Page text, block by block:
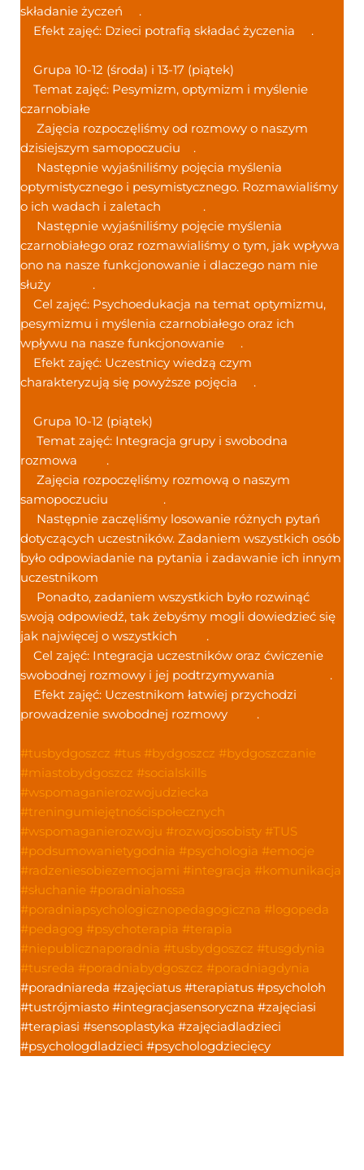
składanie życzeń
.
Efekt zajęć: Dzieci potrafią składać życzenia
.
Grupa 10-12 (środa) i 13-17 (piątek)
Temat zajęć: Pesymizm, optymizm i myślenie
czarnobiałe
Zajęcia rozpoczęliśmy od rozmowy o naszym
dzisiejszym samopoczuciu
.
Następnie wyjaśniliśmy pojęcia myślenia
optymistycznego i pesymistycznego. Rozmawialiśmy
o ich wadach i zaletach
.
Następnie wyjaśniliśmy pojęcie myślenia
czarnobiałego oraz rozmawialiśmy o tym, jak wpływa
ono na nasze funkcjonowanie i dlaczego nam nie
służy
.
Cel zajęć: Psychoedukacja na temat optymizmu,
pesymizmu i myślenia czarnobiałego oraz ich
wpływu na nasze funkcjonowanie
.
Efekt zajęć: Uczestnicy wiedzą czym
charakteryzują się powyższe pojęcia
.
Grupa 10-12 (piątek)
Temat zajęć: Integracja grupy i swobodna
rozmowa
.
Zajęcia rozpoczęliśmy rozmową o naszym
samopoczuciu
.
Następnie zaczęliśmy losowanie różnych pytań
dotyczących uczestników. Zadaniem wszystkich osób
było odpowiadanie na pytania i zadawanie ich innym
uczestnikom
Ponadto, zadaniem wszystkich było rozwinąć
swoją odpowiedź, tak żebyśmy mogli dowiedzieć się
jak najwięcej o wszystkich
.
Cel zajęć: Integracja uczestników oraz ćwiczenie
swobodnej rozmowy i jej podtrzymywania
.
Efekt zajęć: Uczestnikom łatwiej przychodzi
prowadzenie swobodnej rozmowy
.
#tusbydgoszcz #tus #bydgoszcz #bydgoszczanie
#miastobydgoszcz #socialskills
#wspomaganierozwojudziecka
#treningumiejętnościspołecznych
#wspomaganierozwoju #rozwojosobisty #TUS
#podsumowanietygodnia #psychologia #emocje
#radzeniesobiezemocjami #integracja #komunikacja
#słuchanie #poradniahossa
#poradniapsychologicznopedagogiczna #logopeda
#pedagog #psychoterapia #terapia
#niepublicznaporadnia #tusbydgoszcz #tusgdynia
#tusreda #poradniabydgoszcz #poradniagdynia
#poradniareda #zajęciatus #terapiatus #psycholoh
#tustrójmiasto #integracjasensoryczna #zajęciasi
#terapiasi #sensoplastyka #zajęciadladzieci
#psychologdladzieci #psychologdziecięcy